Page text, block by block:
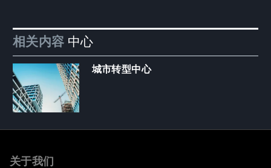
相关内容 中心
城市转型中心
关于我们